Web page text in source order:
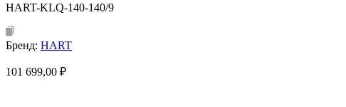
HART-KLQ-140-140/9
Бренд: HART
101 699,00 ₽